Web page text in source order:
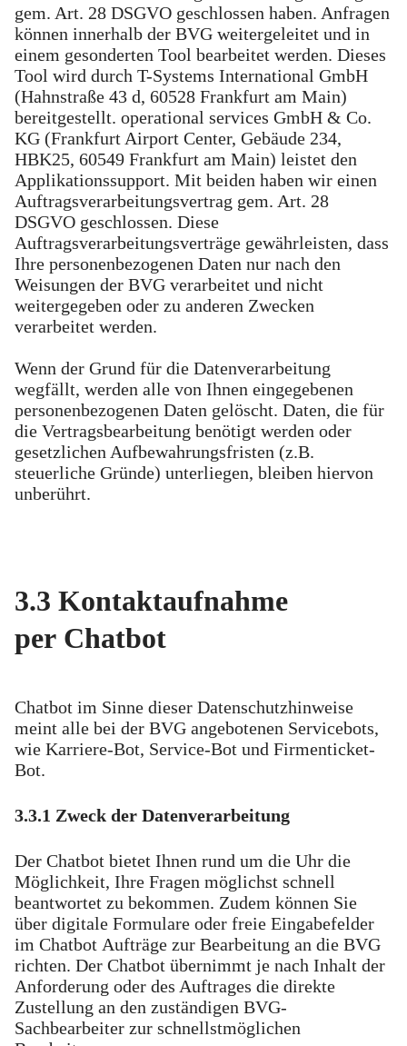
gem. Art. 28 DSGVO geschlossen haben. Anfragen
können innerhalb der BVG weitergeleitet und in
einem gesonderten Tool bearbeitet werden. Dieses
Tool wird durch T-Systems International GmbH
(Hahnstraße 43 d, 60528 Frankfurt am Main)
bereitgestellt. operational services GmbH & Co.
KG (Frankfurt Airport Center, Gebäude 234,
HBK25, 60549 Frankfurt am Main) leistet den
Applikationssupport. Mit beiden haben wir einen
Auftragsverarbeitungsvertrag gem. Art. 28
DSGVO geschlossen. Diese
Auftragsverarbeitungsverträge gewährleisten, dass
Ihre personenbezogenen Daten nur nach den
Weisungen der BVG verarbeitet und nicht
weitergegeben oder zu anderen Zwecken
verarbeitet werden.
Wenn der Grund für die Datenverarbeitung
wegfällt, werden alle von Ihnen eingegebenen
personenbezogenen Daten gelöscht. Daten, die für
die Vertragsbearbeitung benötigt werden oder
gesetzlichen Aufbewahrungsfristen (z.B.
steuerliche Gründe) unterliegen, bleiben hiervon
unberührt.
3.3 Kontaktaufnahme
per Chatbot
Chatbot im Sinne dieser Datenschutzhinweise
meint alle bei der BVG angebotenen Servicebots,
wie Karriere-Bot, Service-Bot und Firmenticket-
Bot.
3.3.1 Zweck der Datenverarbeitung
Der Chatbot bietet Ihnen rund um die Uhr die
Möglichkeit, Ihre Fragen möglichst schnell
beantwortet zu bekommen. Zudem können Sie
über digitale Formulare oder freie Eingabefelder
im Chatbot Aufträge zur Bearbeitung an die BVG
richten. Der Chatbot übernimmt je nach Inhalt der
Anforderung oder des Auftrages die direkte
Zustellung an den zuständigen BVG-
Sachbearbeiter zur schnellstmöglichen